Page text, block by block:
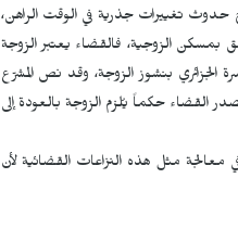
حدوث تغييرات جذرية في الوقت الراهن،
الزوجية، فالقضاء يعتبر الزوجة
بنشوز الزوجة، وقد نص المشرّع
مرحلة الطلاق، يصدر القضاء حكماً يُلزم الزوجة بالعودة إلى
نلمس تغييراً في معالجة مثل هذه النزاعات القضائية لأن